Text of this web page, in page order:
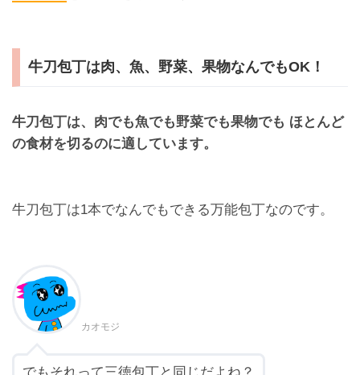
牛刀包丁は肉、魚、野菜、果物なんでもOK！
牛刀包丁は、肉でも魚でも野菜でも果物でも ほとんど
の食材を切るのに適しています。
牛刀包丁は1本でなんでもできる万能包丁なのです。
カオモジ
でもそれって三徳包丁と同じだよね？